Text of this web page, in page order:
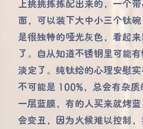
上挑挑拣拣配出来的，一个
面，可以装下大中小三个钛
是很独特的哑光灰色，看起
了。自从知道不锈钢里可能
淡定了。纯钛给的心理安慰
不可能是 100%，总会有杂
一层蓝膜，有的人买来就烤
会变丑，因为火候难以控制